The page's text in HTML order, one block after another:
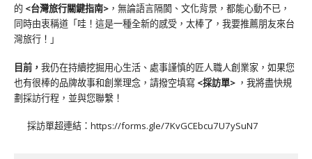
的 <台灣旅行關鍵指南> ，無論語言隔閡、文化背景，都能心動不已，
同時由衷稱道「哇！這是一種全新的感受，太棒了，我要推薦朋友來台
灣旅行！」
目前， 我仍在持續挖掘用心生活、處事謹慎的匠人職人創業家，如果您
也有很棒的品牌故事和創業理念，請撥空填寫 <採訪單> ，我將盡快規
劃採訪行程，並與您聯繫！
採訪單超連結： https://forms.gle/7KvGCEbcu7U7ySuN7